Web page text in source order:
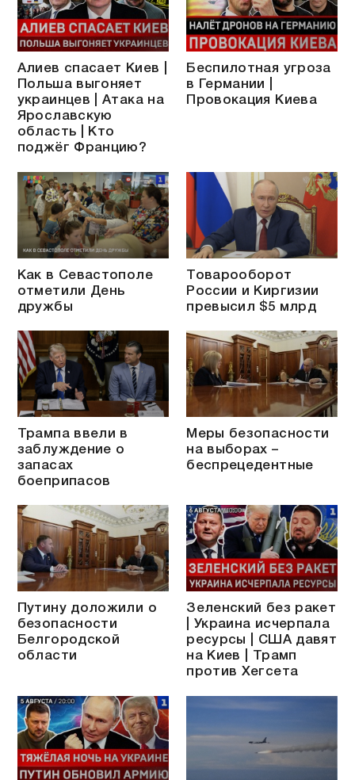
Алиев спасает Киев |
Польша выгоняет
украинцев | Атака на
Ярославскую
область | Кто
поджёг Францию?
Беспилотная угроза
в Германии |
Провокация Киева
Как в Севастополе
отметили День
дружбы
Товарооборот
России и Киргизии
превысил $5 млрд
Трампа ввели в
заблуждение о
запасах
боеприпасов
Меры безопасности
на выборах –
беспрецедентные
Путину доложили о
безопасности
Белгородской
области
Зеленский без ракет
| Украина исчерпала
ресурсы | США давят
на Киев | Трамп
против Хегсета